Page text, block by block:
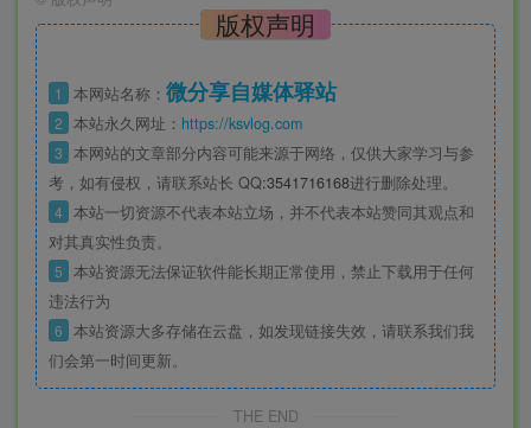
版权声明
1 本网站名称： 微分享自媒体驿站
2 本站永久网址： https://ksvlog.com
3 本网站的文章部分内容可能来源于网络，仅供大家学习与参
考，如有侵权，请联系站长 QQ:3541716168进行删除处理。
4 本站一切资源不代表本站立场，并不代表本站赞同其观点和
对其真实性负责。
5 本站资源无法保证软件能长期正常使用，禁止下载用于任何
违法行为
6 本站资源大多存储在云盘，如发现链接失效，请联系我们我
们会第一时间更新。
THE END